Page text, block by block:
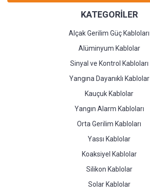
KATEGORİLER
Alçak Gerilim Güç Kabloları
Alüminyum Kablolar
Sinyal ve Kontrol Kabloları
Yangına Dayanıklı Kablolar
Kauçuk Kablolar
Yangın Alarm Kabloları
Orta Gerilim Kabloları
Yassı Kablolar
Koaksiyel Kablolar
Silikon Kablolar
Solar Kablolar